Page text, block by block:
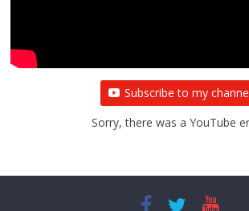
Subscribe to my
Sorry, there was a YouTube